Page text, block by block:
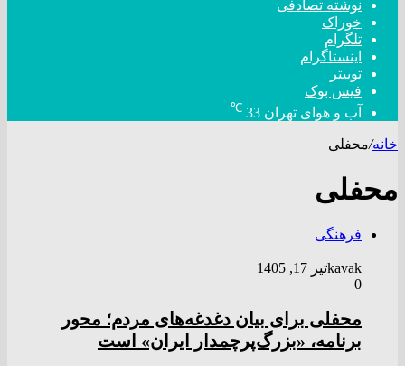
نوشته تصادفی
خوراک
تلگرام
اینستاگرام
توییتر
فیس بوک
آب و هوای تهران 33
℃
خانه/محفلی
محفلی
فرهنگی
kavakتیر 17, 1405
0
محفلی برای بیان دغدغه‌های مردم؛ محور
برنامه، «بزرگ‌پرچمدار ایران» است